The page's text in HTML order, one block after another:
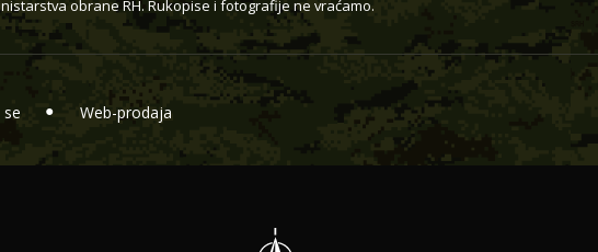
obrane RH. Rukopise i fotografije ne vraćamo.
Web-prodaja